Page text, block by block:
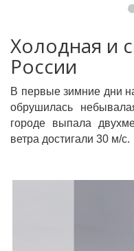
Холодная и
России
В первые зимние дни
обрушилась
городе выпала
ветра достигали 30 м/с.